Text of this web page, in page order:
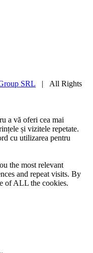
SRL | All Rights
a vă oferi cea mai
și vizitele repetate.
cu utilizarea pentru
the most relevant
and repeat visits. By
of ALL the cookies.